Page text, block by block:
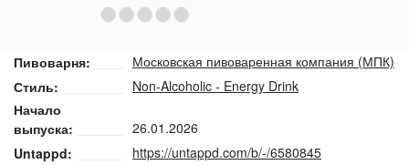
Пивоварня:
Московская пивоваренная компания (МПК)
Стиль:
Non-Alcoholic - Energy Drink
Начало
выпуска:
26.01.2026
Untappd:
https://untappd.com/b/-/6580845